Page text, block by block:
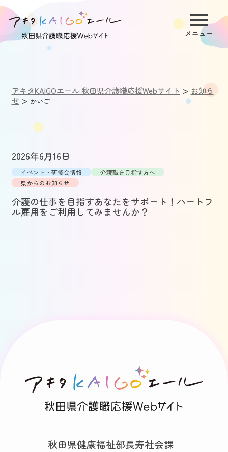
アキタKAIGOエール 秋田県介護職応援Webサイト > お知ら
せ> かいご
2026年6月16日
イベント・研修会情報
介護職を目指す方へ
県からのお知らせ
介護の仕事を目指すあなたをサポート！ハートフ
ル雇用をご利用してみませんか？
秋田県健康福祉部長寿社会課